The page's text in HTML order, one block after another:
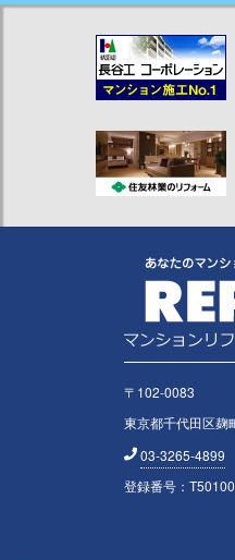
〒102-0083
東京都千代田区麹
03-3265-4899
登録番号：